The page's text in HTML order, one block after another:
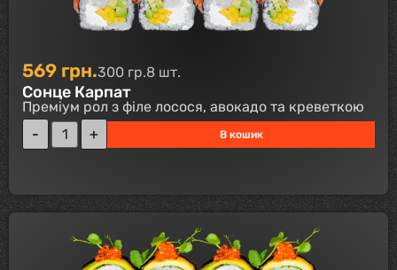
569 грн.300 гр.8 шт.
Сонце Карпат
Преміум рол з філе лосося, авокадо та креветкою
В кошик